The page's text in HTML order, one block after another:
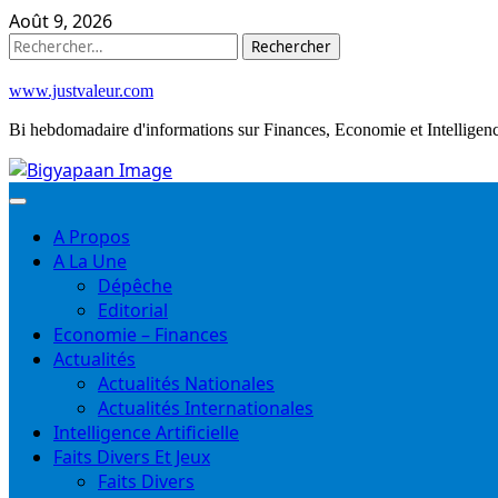
Skip
to
Août 9, 2026
Rechercher :
www.justvaleur.com
Bi hebdomadaire d'informations sur Finances, Economie et
A Propos
A La Une
Dépêche
Editorial
Economie – Finances
Actualités
Actualités Nationales
Actualités Internationales
Intelligence Artificielle
Faits Divers Et Jeux
Faits Divers